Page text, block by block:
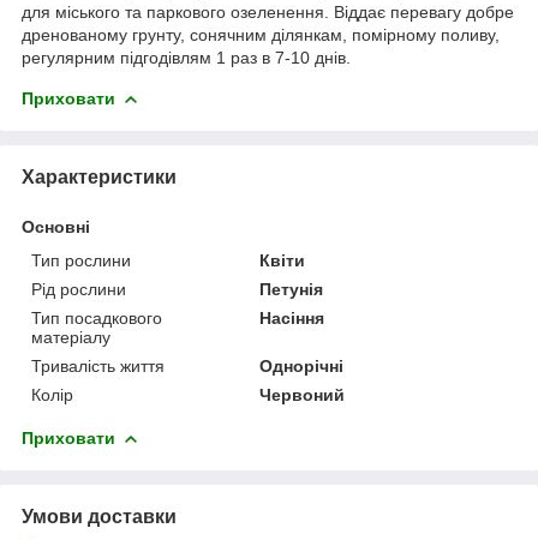
для міського та паркового озеленення. Віддає перевагу добре
дренованому грунту, сонячним ділянкам, помірному поливу,
регулярним підгодівлям 1 раз в 7-10 днів.
Приховати
Характеристики
Основні
Тип рослини
Квіти
Рід рослини
Петунія
Тип посадкового
матеріалу
Насіння
Тривалість життя
Однорічні
Колір
Червоний
Приховати
Умови доставки